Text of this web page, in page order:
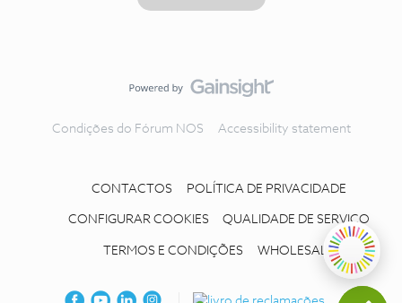
Condições do Fórum NOS Accessibility statement
CONTACTOS POLÍTICA DE PRIVACIDADE
CONFIGURAR COOKIES QUALIDADE DE SERVIÇO
TERMOS E CONDIÇÕES WHOLESALE